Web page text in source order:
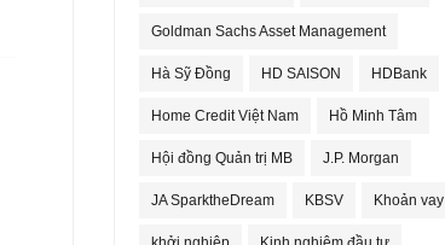
Goldman Sachs Asset Management
Hà Sỹ Đồng HD SAISON HDBank
Home Credit Việt Nam Hồ Minh Tâm
Hội đồng Quản trị MB J.P. Morgan
JA SparktheDream KBSV Khoản vay